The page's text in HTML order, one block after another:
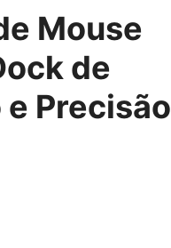
Mouse
de
Precisão